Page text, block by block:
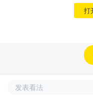
打
发表看法